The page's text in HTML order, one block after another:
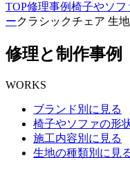
TOP修理事例椅子やソフ
ークラシックチェア 生
修理と制作事例
WORKS
ブランド別に見る
椅子やソファの形
施工内容別に見る
生地の種類別に見